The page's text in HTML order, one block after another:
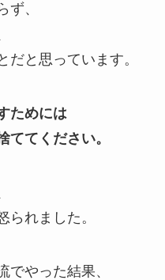
ず、
だと思っています。
ためには
ててください。
られました。
でやった結果、